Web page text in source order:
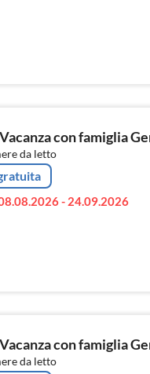
con famiglia
da letto
- 24.09.2026
con famiglia
da letto